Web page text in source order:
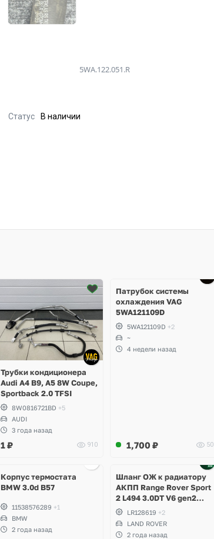
5WA.122.051.R
Статус В наличии
Трубки кондиционера
Audi A4 B9, A5 8W Coupe,
Sportback 2.0 TFSI
8W0816721BD +5
AUDI
3 года назад
1₽ 910
Патрубок системы
охлаждения VAG
5WA121109D
5WA121109D +2
~
4 недели назад
1,700 ₽ 50
Корпус термостата
BMW 3.0d B57
11538576289 +1
BMW
2 года назад
Шланг ОЖ к радиатору
АКПП Range Rover Sport
2 L494 3.0DT V6 gen2
Twin-turbo
LR128619 +2
LAND ROVER
2 года назад